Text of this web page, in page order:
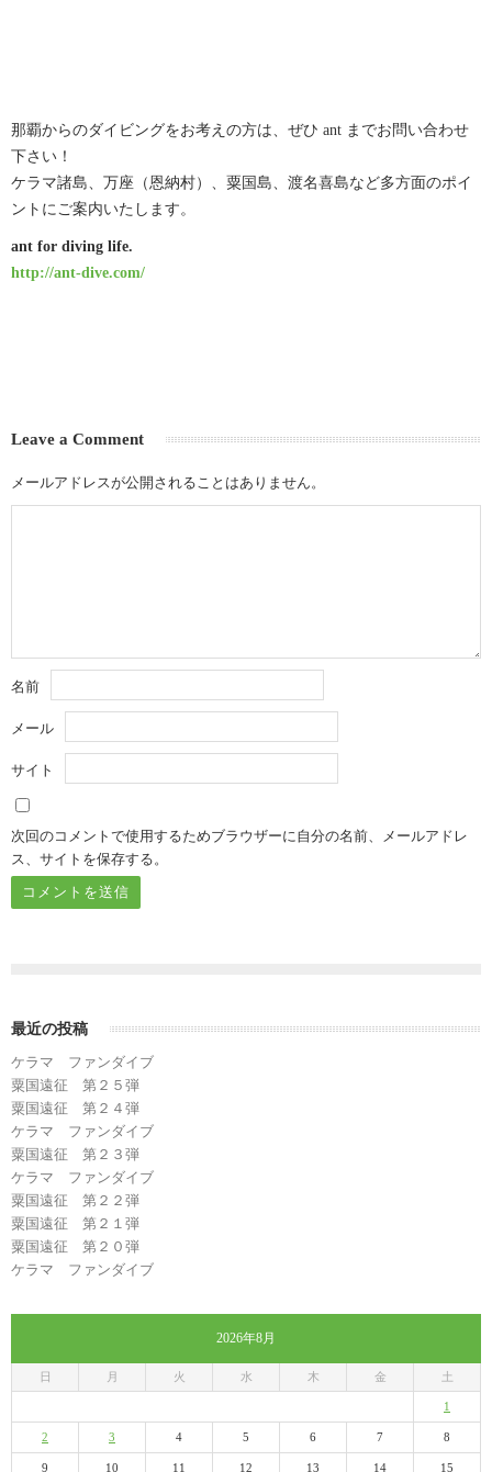
那覇からのダイビングをお考えの方は、ぜひ ant までお問い合わせ
下さい！
ケラマ諸島、万座（恩納村）、粟国島、渡名喜島など多方面のポイ
ントにご案内いたします。
ant for diving life.
http://ant-dive.com/
Leave a Comment
メールアドレスが公開されることはありません。
名前
メール
サイト
次回のコメントで使用するためブラウザーに自分の名前、メールアドレ
ス、サイトを保存する。
最近の投稿
ケラマ ファンダイブ
粟国遠征 第２５弾
粟国遠征 第２４弾
ケラマ ファンダイブ
粟国遠征 第２３弾
ケラマ ファンダイブ
粟国遠征 第２２弾
粟国遠征 第２１弾
粟国遠征 第２０弾
ケラマ ファンダイブ
2026年8月
日 月 火 水 木 金 土
1
2 3 4 5 6 7 8
9 10 11 12 13 14 15